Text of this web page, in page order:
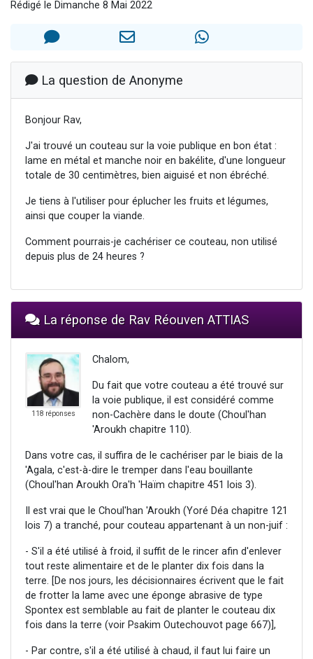
Il reste 49 places pour étudier en groupe sur Zoom
12 nouvelles musiques dans Torah-Box Music
2 personnes viennent de nous rejoindre sur WhatsApp
Rédigé le Dimanche 8 Mai 2022
La question de Anonyme
Bonjour Rav,
J'ai trouvé un couteau sur la voie publique en bon état :
lame en métal et manche noir en bakélite, d'une longueur
totale de 30 centimètres, bien aiguisé et non ébréché.
Je tiens à l'utiliser pour éplucher les fruits et légumes,
ainsi que couper la viande.
Comment pourrais-je cachériser ce couteau, non utilisé
depuis plus de 24 heures ?
La réponse de Rav Réouven ATTIAS
118 réponses
Chalom,
Du fait que votre couteau a été trouvé sur
la voie publique, il est considéré comme
non-Cachère dans le doute (Choul'han
'Aroukh chapitre 110).
Dans votre cas, il suffira de le cachériser par le biais de la
'Agala, c'est-à-dire le tremper dans l'eau bouillante
(Choul'han Aroukh Ora'h 'Haïm chapitre 451 lois 3).
Il est vrai que le Choul'han 'Aroukh (Yoré Déa chapitre 121
lois 7) a tranché, pour couteau appartenant à un non-juif :
- S'il a été utilisé à froid, il suffit de le rincer afin d'enlever
tout reste alimentaire et de le planter dix fois dans la
terre. [De nos jours, les décisionnaires écrivent que le fait
de frotter la lame avec une éponge abrasive de type
Spontex est semblable au fait de planter le couteau dix
fois dans la terre (voir Psakim Outechouvot page 667)],
- Par contre, s'il a été utilisé à chaud, il faut lui faire un